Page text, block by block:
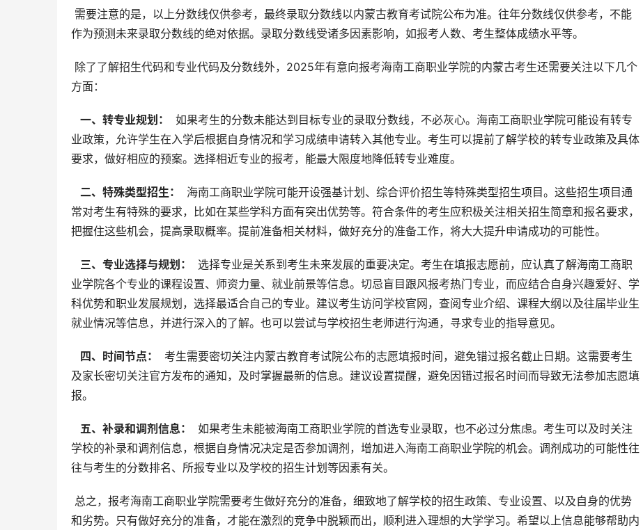
作为预测未来录取分数线的绝对依据。录取分数线受诸多因素影响，如报考人数、考生整体成绩水平等。
方面：
  一、转专业规划：
如果考生的分数未能达到目标专业的录取分数线，不必灰心。海南工商职业学院可能设有转专
业政策，允许学生在入学后根据自身情况和学习成绩申请转入其他专业。考生可以提前了解学校的转专业政策及具体
要求，做好相应的预案。选择相近专业的报考，能最大限度地降低转专业难度。
  二、特殊类型招生：
海南工商职业学院可能开设强基计划、综合评价招生等特殊类型招生项目。这些招生项目通
常对考生有特殊的要求，比如在某些学科方面有突出优势等。符合条件的考生应积极关注相关招生简章和报名要求，
把握住这些机会，提高录取概率。提前准备相关材料，做好充分的准备工作，将大大提升申请成功的可能性。
  三、专业选择与规划：
选择专业是关系到考生未来发展的重要决定。考生在填报志愿前，应认真了解海南工商职
业学院各个专业的课程设置、师资力量、就业前景等信息。切忌盲目跟风报考热门专业，而应结合自身兴趣爱好、学
科优势和职业发展规划，选择最适合自己的专业。建议考生访问学校官网，查阅专业介绍、课程大纲以及往届毕业生
就业情况等信息，并进行深入的了解。也可以尝试与学校招生老师进行沟通，寻求专业的指导意见。
  四、时间节点：
考生需要密切关注内蒙古教育考试院公布的志愿填报时间，避免错过报名截止日期。这需要考生
及家长密切关注官方发布的通知，及时掌握最新的信息。建议设置提醒，避免因错过报名时间而导致无法参加志愿填
报。
  五、补录和调剂信息：
如果考生未能被海南工商职业学院的首选专业录取，也不必过分焦虑。考生可以及时关注
学校的补录和调剂信息，根据自身情况决定是否参加调剂，增加进入海南工商职业学院的机会。调剂成功的可能性往
往与考生的分数排名、所报专业以及学校的招生计划等因素有关。
和劣势。只有做好充分的准备，才能在激烈的竞争中脱颖而出，顺利进入理想的大学学习。希望以上信息能够帮助内